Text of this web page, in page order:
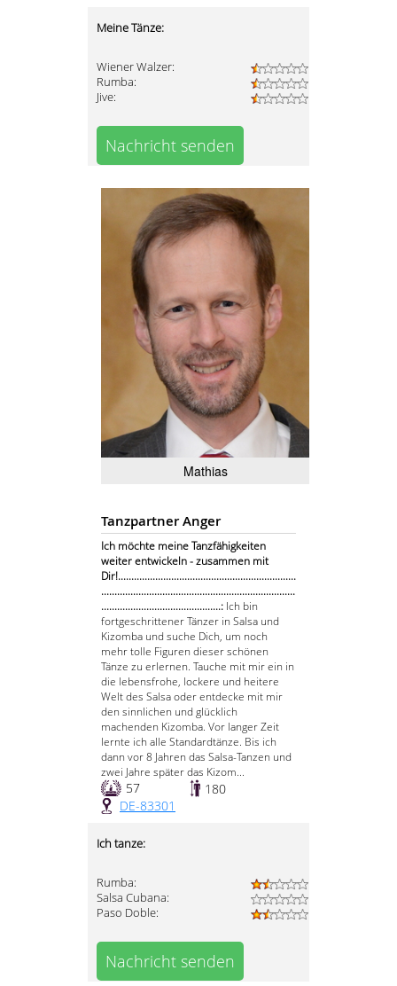
Meine Tänze:
Wiener Walzer:
Rumba:
Jive:
Nachricht senden
Mathias
Tanzpartner Anger
Ich möchte meine Tanzfähigkeiten
weiter entwickeln - zusammen mit
Dir!...................................................................
.........................................................................
.............................................: Ich bin
fortgeschrittener Tänzer in Salsa und
Kizomba und suche Dich, um noch
mehr tolle Figuren dieser schönen
Tänze zu erlernen. Tauche mit mir ein in
die lebensfrohe, lockere und heitere
Welt des Salsa oder entdecke mit mir
den sinnlichen und glücklich
machenden Kizomba. Vor langer Zeit
lernte ich alle Standardtänze. Bis ich
dann vor 8 Jahren das Salsa-Tanzen und
zwei Jahre später das Kizom...
57
180
DE-83301
Ich tanze:
Rumba:
Salsa Cubana:
Paso Doble:
Nachricht senden